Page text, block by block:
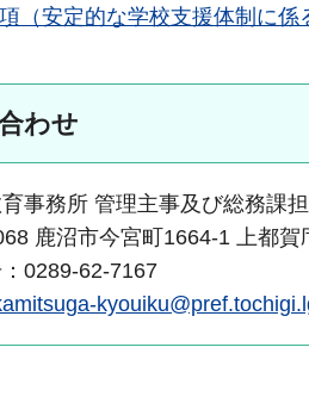
（安定的な学校支援体制に係
わせ
事務所 管理主事及び総務課
鹿沼市今宮町1664-1 上都賀
0289-62-7167